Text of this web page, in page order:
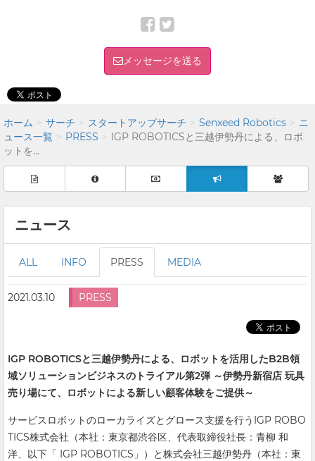
メッセージを送る
ホーム サーチ スタートアップサーチ Senxeed Robotics
ニ
ュース一覧
PRESS
IGP ROBOTICSと三越伊勢丹による、ロボ
ットを...
ニュース
ALL INFO PRESS MEDIA
2021.03.10 PRESS
IGP ROBOTICSと三越伊勢丹による、ロボットを活用したB2B領
域ソリューションビジネスのトライアル第2弾 ～伊勢丹新宿店 玩具
売り場にて、ロボットによる新しい顧客体験をご提供～
サービスロボットのローカライズとグロース支援を行うIGP ROBO
TICS株式会社（本社：東京都渋谷区、代表取締役社長：青柳 和
洋、以下「 IGP ROBOTICS」）と株式会社三越伊勢丹（本社：東